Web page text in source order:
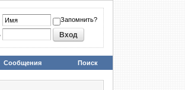
Запомнить?
Сообщения Поиск